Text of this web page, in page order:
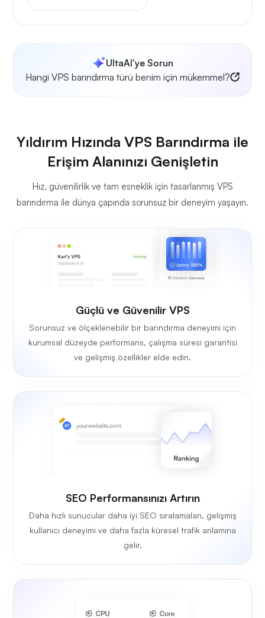
UltaAI'ye Sorun
Hangi VPS barındırma türü benim için mükemmel?
Yıldırım Hızında VPS Barındırma ile
Erişim Alanınızı Genişletin
Hız, güvenilirlik ve tam esneklik için tasarlanmış VPS
barındırma ile dünya çapında sorunsuz bir deneyim yaşayın.
Güçlü ve Güvenilir VPS
Sorunsuz ve ölçeklenebilir bir barındırma deneyimi için
kurumsal düzeyde performans, çalışma süresi garantisi
ve gelişmiş özellikler elde edin.
SEO Performansınızı Artırın
Daha hızlı sunucular daha iyi SEO sıralamaları, gelişmiş
kullanıcı deneyimi ve daha fazla küresel trafik anlamına
gelir.